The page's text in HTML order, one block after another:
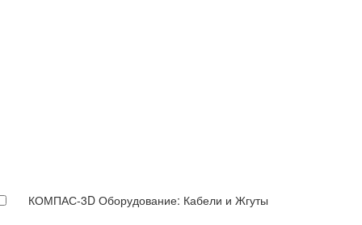
КОМПАС-3D Оборудование: Кабели и Жгуты